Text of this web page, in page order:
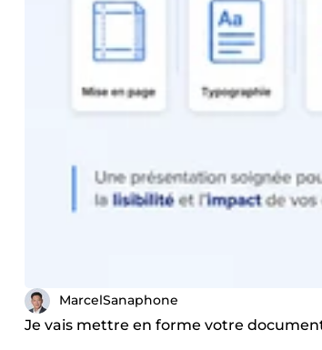
MarcelSanaphone
Je vais mettre en forme votre